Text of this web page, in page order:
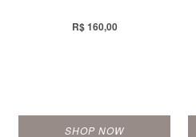
R$ 160,00
SHOP NOW